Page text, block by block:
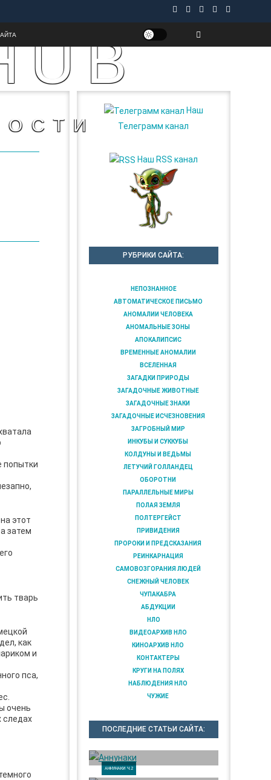
попытки
этот
затем
тварь
как
и
пса,
очень
следах
Наш
Телеграмм канал
Наш RSS канал
РУБРИКИ САЙТА:
НЕПОЗНАННОЕ
АВТОМАТИЧЕСКОЕ ПИСЬМО
АНОМАЛИИ ЧЕЛОВЕКА
АНОМАЛЬНЫЕ ЗОНЫ
АПОКАЛИПСИС
ВРЕМЕННЫЕ АНОМАЛИИ
ВСЕЛЕННАЯ
ЗАГАДКИ ПРИРОДЫ
ЗАГАДОЧНЫЕ ЖИВОТНЫЕ
ЗАГАДОЧНЫЕ ЗНАКИ
ЗАГАДОЧНЫЕ ИСЧЕЗНОВЕНИЯ
ЗАГРОБНЫЙ МИР
ИНКУБЫ И СУККУБЫ
КОЛДУНЫ И ВЕДЬМЫ
ЛЕТУЧИЙ ГОЛЛАНДЕЦ
ОБОРОТНИ
ПАРАЛЛЕЛЬНЫЕ МИРЫ
ПОЛАЯ ЗЕМЛЯ
ПОЛТЕРГЕЙСТ
ПРИВИДЕНИЯ
ПРОРОКИ И ПРЕДСКАЗАНИЯ
РЕИНКАРНАЦИЯ
САМОВОЗГОРАНИЯ ЛЮДЕЙ
СНЕЖНЫЙ ЧЕЛОВЕК
ЧУПАКАБРА
АБДУКЦИИ
НЛО
ВИДЕОАРХИВ НЛО
КИНОАРХИВ НЛО
КОНТАКТЕРЫ
КРУГИ НА ПОЛЯХ
НАБЛЮДЕНИЯ НЛО
ЧУЖИЕ
ПОСЛЕДНИЕ СТАТЬИ САЙТА:
АННУНАКИ Ч.2